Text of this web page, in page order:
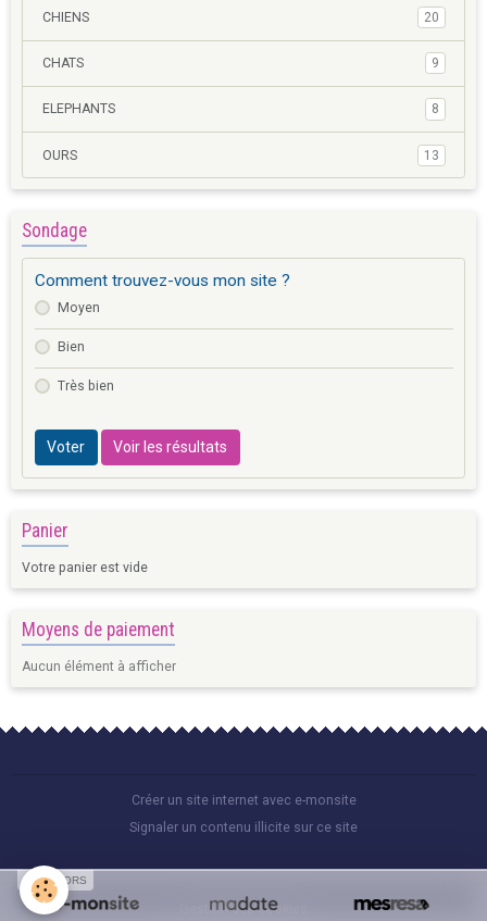
CHIENS 20
CHATS 9
ELEPHANTS 8
OURS 13
Sondage
Comment trouvez-vous mon site ?
Moyen
Bien
Très bien
Voter Voir les résultats
Panier
Votre panier est vide
Moyens de paiement
Aucun élément à afficher
Créer un site internet avec e-monsite
Signaler un contenu illicite sur ce site
Gestion des cookies
SPONSORS